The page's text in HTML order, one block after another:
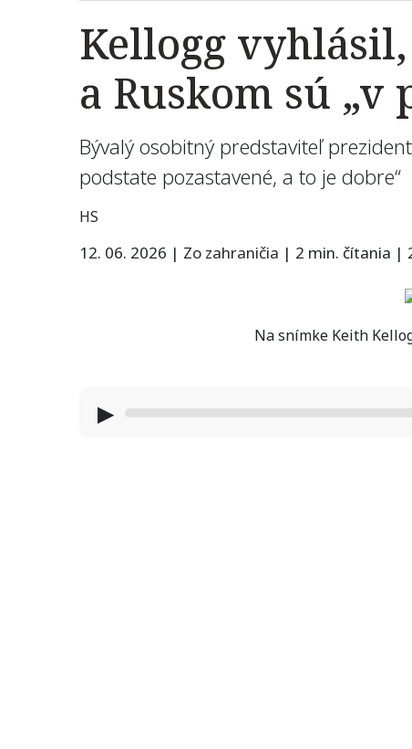
Kellogg
a Ruskom sú „v
Bývalý osobitný predstaviteľ
podstate pozastavené, a to je dobre“
HS
12. 06. 2026 | Zo zahraničia | 2 min. čítania |
Na snímke Keith
▶